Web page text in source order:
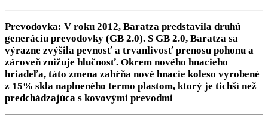
Prevodovka: V roku 2012, Baratza predstavila druhú
generáciu prevodovky (GB 2.0). S GB 2.0, Baratza sa
výrazne zvýšila pevnosť a trvanlivosť prenosu pohonu a
zároveň znižuje hlučnosť. Okrem nového hnacieho
hriadeľa, táto zmena zahŕňa nové hnacie koleso vyrobené
z 15% skla naplneného termo plastom, ktorý je tichší než
predchádzajúca s kovovými prevodmi